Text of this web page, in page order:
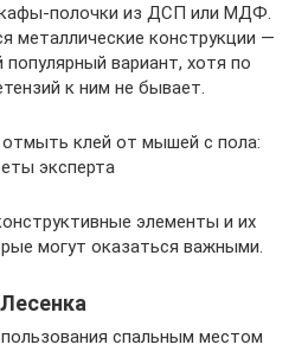
полочки из ДСП или МДФ.
металлические конструкции —
вариант, хотя по
к ним не бывает.
клей от мышей с пола:
эксперта
элементы и их
могут оказаться важными.
Лесенка
спальным местом